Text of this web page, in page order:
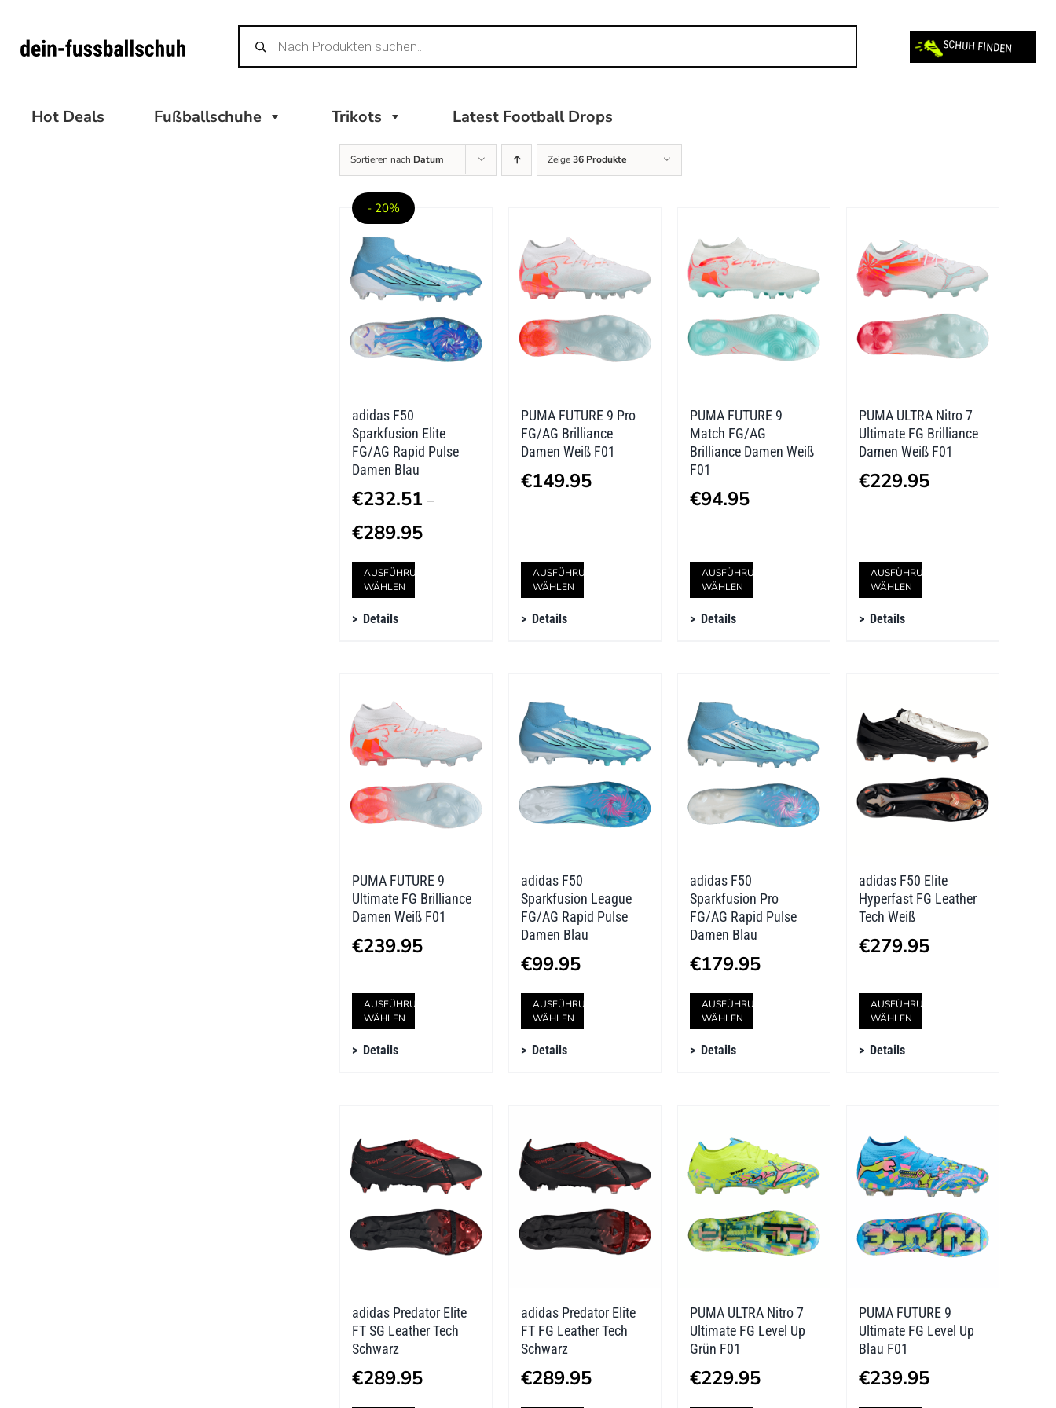
Inhalt
Products
search SCHUH FINDEN
Hot Deals Fußballschuhe Trikots Latest Football Drops
Sortieren nach Datum Zeige36 Produkte
- 20%
adidas F50
Sparkfusion Elite
FG/AG Rapid Pulse
Damen Blau
€232.51 –
€289.95Preisspanne:
AUSFÜHRUNG
WÄHLEN
Dieses
Produkt
auf.
Die
Optionen
können
auf
Produktseite
gewählt
werden
Details
PUMA FUTURE 9 Pro
FG/AG Brilliance
Damen Weiß F01
€149.95
AUSFÜHRUNG
WÄHLEN
Dieses
Produkt
auf.
Die
Optionen
können
auf
gewählt
werden
Details
PUMA FUTURE 9
Match FG/AG
Brilliance Damen Weiß
F01
€94.95
AUSFÜHRUNG
WÄHLEN
Dieses
Produkt
auf.
Die
Optionen
können
auf
gewählt
werden
Details
PUMA ULTRA Nitro 7
Ultimate FG Brilliance
Damen Weiß F01
€229.95
AUSFÜHRUNG
WÄHLEN
Dieses
Produkt
auf.
Die
Optionen
können
Produktseite
werden
Details
PUMA FUTURE 9
Ultimate FG Brilliance
Damen Weiß F01
€239.95
AUSFÜHRUNG
WÄHLEN
Dieses
Produkt
auf.
Die
Optionen
können
Produktseite
werden
Details
adidas F50
Sparkfusion League
FG/AG Rapid Pulse
Damen Blau
€99.95
AUSFÜHRUNG
WÄHLEN
Dieses
Produkt
auf.
Die
Optionen
können
Produktseite
werden
Details
adidas F50
Sparkfusion Pro
FG/AG Rapid Pulse
Damen Blau
€179.95
AUSFÜHRUNG
WÄHLEN
Dieses
Produkt
auf.
Die
können
auf
Produktseite
gewählt
werden
Details
adidas F50 Elite
Hyperfast FG Leather
Tech Weiß
€279.95
AUSFÜHRUNG
WÄHLEN
Dieses
Produkt
auf.
Die
Optionen
können
auf
Produktseite
gewählt
werden
Details
adidas Predator Elite
FT SG Leather Tech
Schwarz
€289.95
adidas Predator Elite
FT FG Leather Tech
Schwarz
€289.95
PUMA ULTRA Nitro 7
Ultimate FG Level Up
Grün F01
€229.95
PUMA FUTURE 9
Ultimate FG Level Up
Blau F01
€239.95